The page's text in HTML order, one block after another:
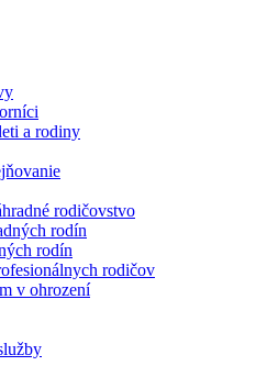
a rodiny
rodičovstvo
rodín
rodín
rodičov
v ohrození